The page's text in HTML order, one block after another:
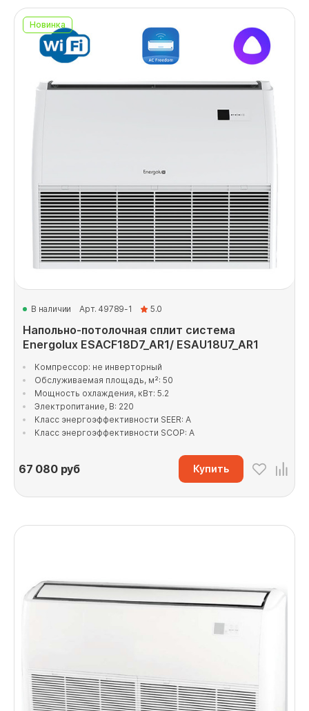
Новинка
В наличии Арт. 49789-1 5.0
Напольно-потолочная сплит система
Energolux ESACF18D7_AR1/ ESAU18U7_AR1
Компрессор: не инверторный
Обслуживаемая площадь, м²: 50
Мощность охлаждения, кВт: 5.2
Электропитание, В: 220
Класс энергоэффективности SEER: A
Класс энергоэффективности SCOP: A
67 080руб Купить